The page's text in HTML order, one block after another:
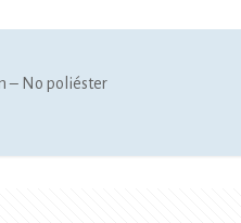
– No poliéster